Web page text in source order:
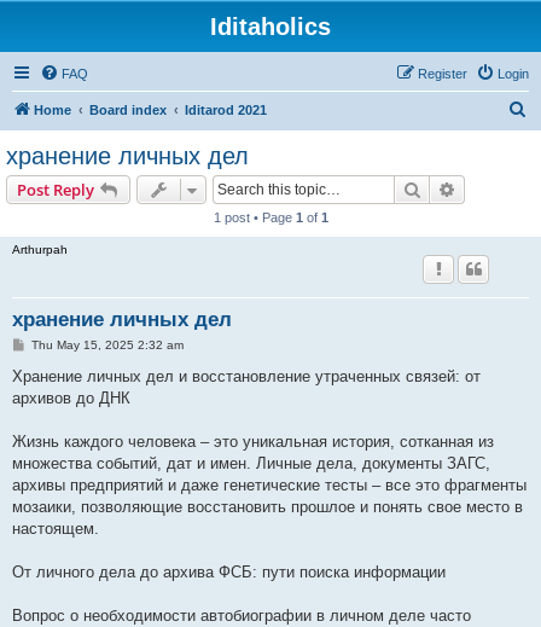
Iditaholics
FAQ Login
Register
Home Board index Iditarod 2021
хранение личных дел
Post Reply Search
1 post • Page 1 of 1
Arthurpah
хранение личных дел
P
s
Thu May 15, 2025 2:32 am
Хранение личных дел и восстановление утраченных связей: от
архивов до ДНК
Жизнь каждого человека – это уникальная история, сотканная из
множества событий, дат и имен. Личные дела, документы ЗАГС,
архивы предприятий и даже генетические тесты – все это фрагменты
мозаики, позволяющие восстановить прошлое и понять свое место в
настоящем.
От личного дела до архива ФСБ: пути поиска информации
Вопрос о необходимости автобиографии в личном деле часто